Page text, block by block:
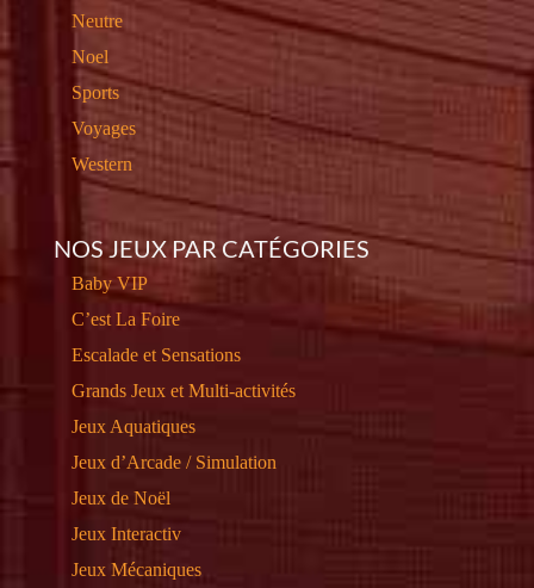
Neutre
Noel
Sports
Voyages
Western
NOS JEUX PAR CATÉGORIES
Baby VIP
C’est La Foire
Escalade et Sensations
Grands Jeux et Multi-activités
Jeux Aquatiques
Jeux d’Arcade / Simulation
Jeux de Noël
Jeux Interactiv
Jeux Mécaniques